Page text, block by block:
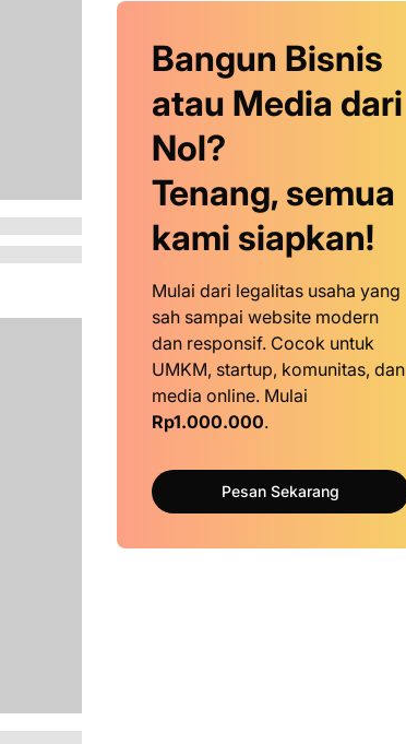
Bangun Bisnis
atau Media dari
Nol?
Tenang, semua
kami siapkan!
Mulai dari legalitas usaha yang
sah sampai website modern
dan responsif. Cocok untuk
UMKM, startup, komunitas, dan
media online. Mulai
Rp1.000.000.
Pesan Sekarang